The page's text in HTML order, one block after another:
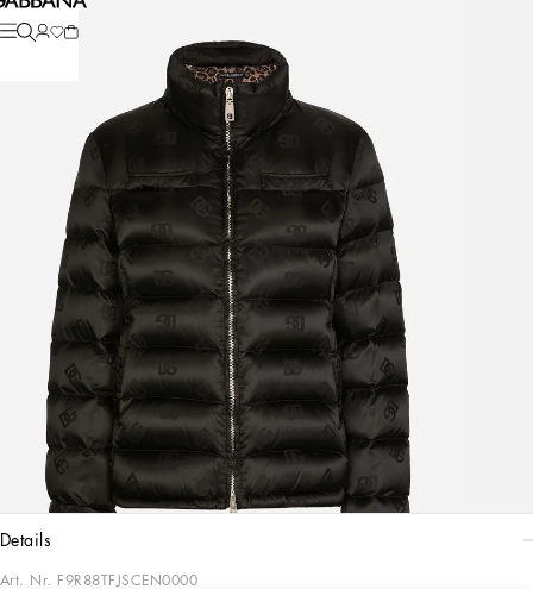
details
Art. Nr. F9R88TFJSCEN0000